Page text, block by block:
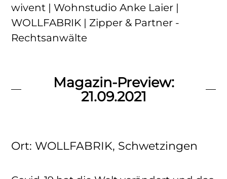
wivent | Wohnstudio Anke Laier |
WOLLFABRIK | Zipper & Partner -
Rechtsanwälte
Magazin-Preview:
21.09.2021
Ort: WOLLFABRIK, Schwetzingen